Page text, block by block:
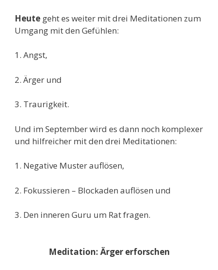
Heute geht es weiter mit drei Meditationen zum
Umgang mit den Gefühlen:
1. Angst,
2. Ärger und
3. Traurigkeit.
Und im Septemberwird es dann noch komplexer
und hilfreicher mit den drei Meditationen:
1. Negative Muster auflösen,
2. Fokussieren – Blockaden auflösen und
3. Den inneren Guru um Rat fragen.
Meditation: Ärger erforschen